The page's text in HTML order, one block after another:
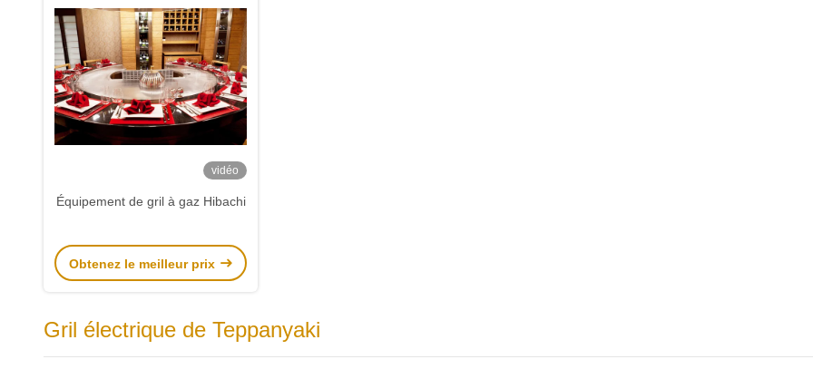
vidéo
Équipement de gril à gaz Hibachi
Obtenez le meilleur prix
Gril électrique de Teppanyaki